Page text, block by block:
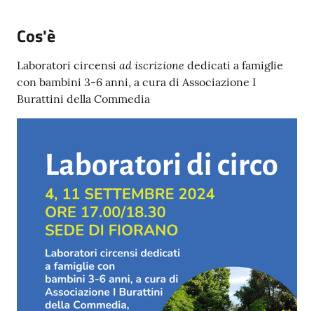
Seguici
su
Cos'è
Laboratori circensi ad iscrizione dedicati a famiglie
con bambini 3-6 anni, a cura di Associazione I
Burattini della Commedia